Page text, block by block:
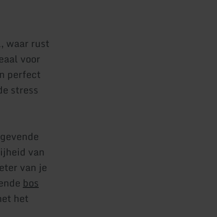
waar rust
voor
perfect
stress
van
van je
bos
het